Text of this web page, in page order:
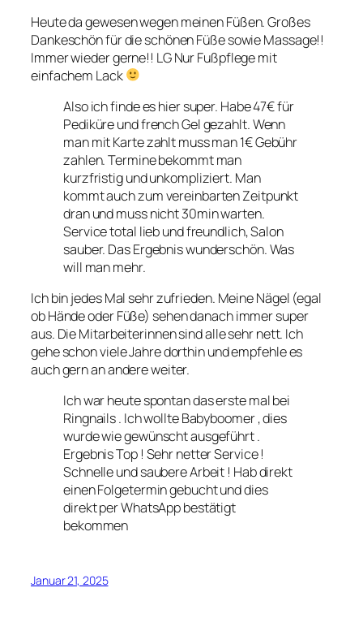
Heute da gewesen wegen meinen Füßen. Großes
Dankeschön für die schönen Füße sowie Massage!!
Immer wieder gerne!! LG Nur Fußpflege mit
einfachem Lack
Also ich finde es hier super. Habe 47€ für
Pediküre und french Gel gezahlt. Wenn
man mit Karte zahlt muss man 1€ Gebühr
zahlen. Termine bekommt man
kurzfristig und unkompliziert. Man
kommt auch zum vereinbarten Zeitpunkt
dran und muss nicht 30min warten.
Service total lieb und freundlich, Salon
sauber. Das Ergebnis wunderschön. Was
will man mehr.
Ich bin jedes Mal sehr zufrieden. Meine Nägel (egal
ob Hände oder Füße) sehen danach immer super
aus. Die Mitarbeiterinnen sind alle sehr nett. Ich
gehe schon viele Jahre dorthin und empfehle es
auch gern an andere weiter.
Ich war heute spontan das erste mal bei
Ringnails . Ich wollte Babyboomer , dies
wurde wie gewünscht ausgeführt .
Ergebnis Top ! Sehr netter Service !
Schnelle und saubere Arbeit ! Hab direkt
einen Folgetermin gebucht und dies
direkt per WhatsApp bestätigt
bekommen
Januar 21, 2025